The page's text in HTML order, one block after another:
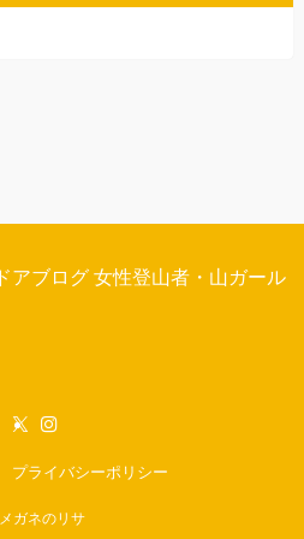
プライバシーポリシー
メガネのリサ